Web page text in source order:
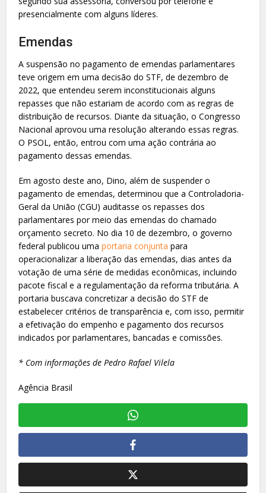
presencialmente com alguns líderes.
Emendas
A suspensão no pagamento de emendas parlamentares
teve origem em uma decisão do STF, de dezembro de
2022, que entendeu serem inconstitucionais alguns
repasses que não estariam de acordo com as regras de
distribuição de recursos. Diante da situação, o Congresso
Nacional aprovou uma resolução alterando essas regras.
O PSOL, então, entrou com uma ação contrária ao
pagamento dessas emendas.
Em agosto deste ano, Dino, além de suspender o
pagamento de emendas, determinou que a Controladoria-
Geral da União (CGU) auditasse os repasses dos
parlamentares por meio das emendas do chamado
orçamento secreto. No dia 10 de dezembro, o governo
federal publicou umaportaria conjunta para
operacionalizar a liberação das emendas, dias antes da
votação de uma série de medidas econômicas, incluindo
pacote fiscal e a regulamentação da reforma tributária. A
portaria buscava concretizar a decisão do STF de
estabelecer critérios de transparência e, com isso, permitir
a efetivação do empenho e pagamento dos recursos
indicados por parlamentares, bancadas e comissões.
* Com informações de Pedro Rafael Vilela
Agência Brasil